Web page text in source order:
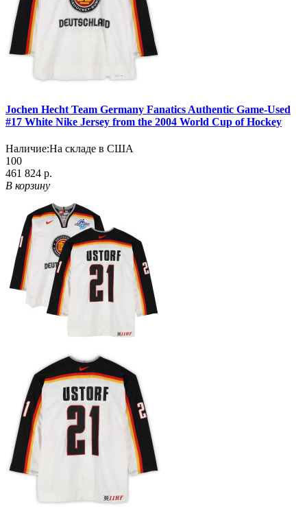
Jochen Hecht Team Germany Fanatics Authentic Game-Used
#17 White Nike Jersey from the 2004 World Cup of Hockey
Наличие:На складе в США
100
461 824 р.
В корзину